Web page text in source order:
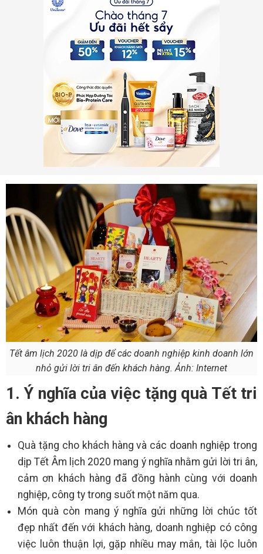
Tết âm lịch 2020 là dịp để các doanh nghiệp kinh doanh lớn
nhỏ gửi lời tri ân đến khách hàng. Ảnh: Internet
1. Ý nghĩa của việc tặng quà Tết tri
ân khách hàng
Quà tặng cho khách hàng và các doanh nghiệp trong
dịp Tết Âm lịch 2020 mang ý nghĩa nhằm gửi lời tri ân,
cảm ơn khách hàng đã đồng hành cùng với doanh
nghiệp, công ty trong suốt một năm qua.
Món quà còn mang ý nghĩa gửi những lời chúc tốt
đẹp nhất đến với khách hàng, doanh nghiệp có công
việc luôn thuận lợi, gặp nhiều may mắn, tài lộc luôn